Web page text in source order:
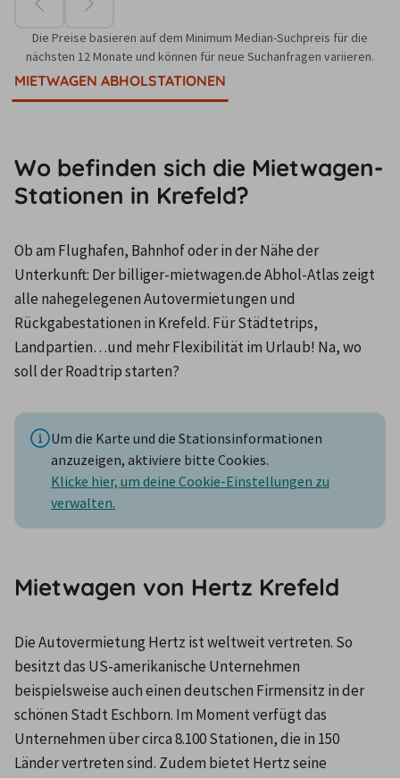
Die Preise basieren auf dem Minimum Median-Suchpreis für die
nächsten 12 Monate und können für neue Suchanfragen variieren.
MIETWAGEN ABHOLSTATIONEN
Wo befinden sich die Mietwagen-
Stationen in Krefeld?
Ob am Flughafen, Bahnhof oder in der Nähe der
Unterkunft: Der billiger-mietwagen.de Abhol-Atlas zeigt
alle nahegelegenen Autovermietungen und
Rückgabestationen in Krefeld. Für Städtetrips,
Landpartien…und mehr Flexibilität im Urlaub! Na, wo
soll der Roadtrip starten?
Um die Karte und die Stationsinformationen
anzuzeigen, aktiviere bitte Cookies.
Klicke hier, um deine Cookie-Einstellungen zu
verwalten.
Mietwagen von Hertz Krefeld
Die Autovermietung Hertz ist weltweit vertreten. So
besitzt das US-amerikanische Unternehmen
beispielsweise auch einen deutschen Firmensitz in der
schönen Stadt Eschborn. Im Moment verfügt das
Unternehmen über circa 8.100 Stationen, die in 150
Länder vertreten sind. Zudem bietet Hertz seine